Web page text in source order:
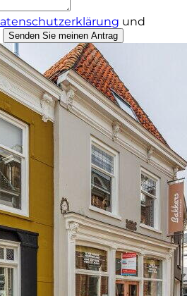
und
Senden Sie meinen Antrag